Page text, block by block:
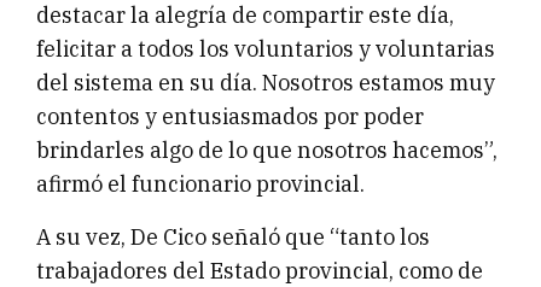
destacar la alegría de compartir este día,
felicitar a todos los voluntarios y voluntarias
del sistema en su día. Nosotros estamos muy
contentos y entusiasmados por poder
brindarles algo de lo que nosotros hacemos”,
afirmó el funcionario provincial.
A su vez, De Cico señaló que “tanto los
trabajadores del Estado provincial, como de